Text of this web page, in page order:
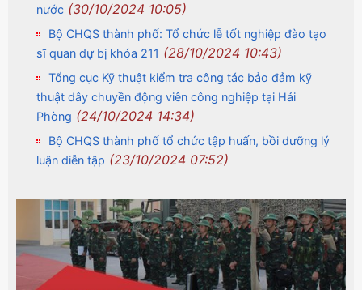
nước (30/10/2024 10:05)
Bộ CHQS thành phố: Tổ chức lễ tốt nghiệp đào tạo
sĩ quan dự bị khóa 211 (28/10/2024 10:43)
Tổng cục Kỹ thuật kiểm tra công tác bảo đảm kỹ
thuật dây chuyền động viên công nghiệp tại Hải
Phòng (24/10/2024 14:34)
Bộ CHQS thành phố tổ chức tập huấn, bồi dưỡng lý
luận diễn tập (23/10/2024 07:52)